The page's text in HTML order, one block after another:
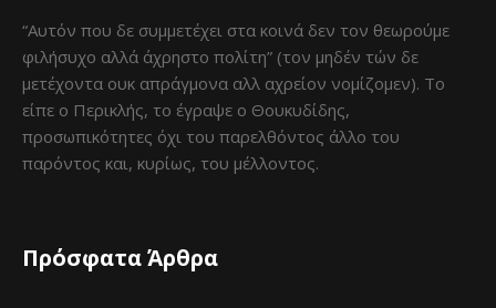
“Αυτόν που δε συμμετέχει στα κοινά δεν τον θεωρούμε
φιλήσυχο αλλά άχρηστο πολίτη” (τον μηδέν τών δε
μετέχοντα ουκ απράγμονα αλλ αχρείον νομίζομεν). Το
είπε ο Περικλής, το έγραψε ο Θουκυδίδης,
προσωπικότητες όχι του παρελθόντος άλλο του
παρόντος και, κυρίως, του μέλλοντος.
Πρόσφατα Άρθρα